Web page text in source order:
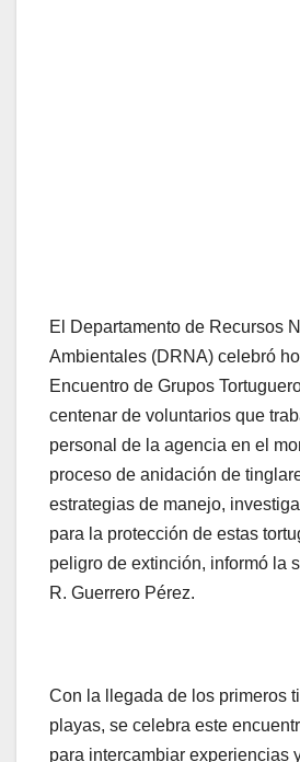
El Departamento de Recursos
Ambientales (DRNA) celebró
Encuentro de Grupos
centenar de voluntarios que
personal de la agencia en el
proceso de anidación de
estrategias de manejo,
para la protección de estas
peligro de extinción, informó la
R. Guerrero Pérez.
Con la llegada de los primeros
playas, se celebra este
para intercambiar experiencias